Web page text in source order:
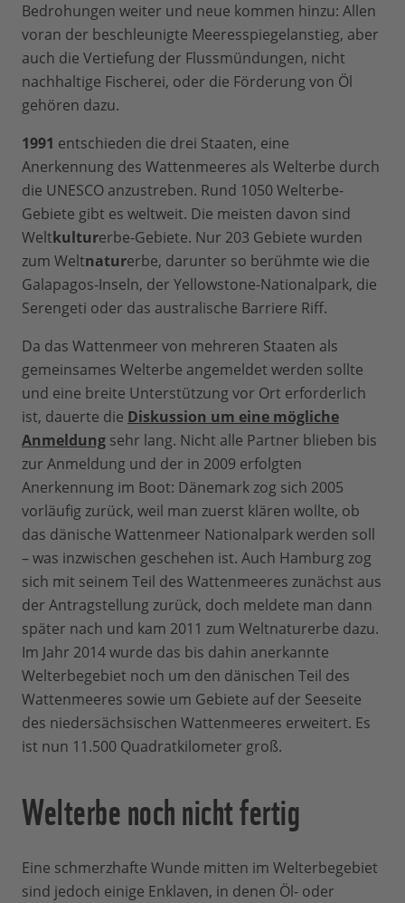
Bedrohungen weiter und neue kommen hinzu: Allen
voran der beschleunigte Meeresspiegelanstieg, aber
auch die Vertiefung der Flussmündungen, nicht
nachhaltige Fischerei, oder die Förderung von Öl
gehören dazu.
1991 entschieden die drei Staaten, eine
Anerkennung des Wattenmeeres als Welterbe durch
die UNESCO anzustreben. Rund 1050 Welterbe-
Gebiete gibt es weltweit. Die meisten davon sind
Weltkulturerbe-Gebiete. Nur 203 Gebiete wurden
zum Weltnaturerbe, darunter so berühmte wie die
Galapagos-Inseln, der Yellowstone-Nationalpark, die
Serengeti oder das australische Barriere Riff.
Da das Wattenmeer von mehreren Staaten als
gemeinsames Welterbe angemeldet werden sollte
und eine breite Unterstützung vor Ort erforderlich
ist, dauerte die Diskussion um eine mögliche
Anmeldung sehr lang. Nicht alle Partner blieben bis
zur Anmeldung und der in 2009 erfolgten
Anerkennung im Boot: Dänemark zog sich 2005
vorläufig zurück, weil man zuerst klären wollte, ob
das dänische Wattenmeer Nationalpark werden soll
– was inzwischen geschehen ist. Auch Hamburg zog
sich mit seinem Teil des Wattenmeeres zunächst aus
der Antragstellung zurück, doch meldete man dann
später nach und kam 2011 zum Weltnaturerbe dazu.
Im Jahr 2014 wurde das bis dahin anerkannte
Welterbegebiet noch um den dänischen Teil des
Wattenmeeres sowie um Gebiete auf der Seeseite
des niedersächsischen Wattenmeeres erweitert. Es
ist nun 11.500 Quadratkilometer groß.
Welterbe noch nicht fertig
Eine schmerzhafte Wunde mitten im Welterbegebiet
sind jedoch einige Enklaven, in denen Öl- oder